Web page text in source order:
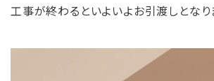
工事が終わるといよいよお引渡しとなり